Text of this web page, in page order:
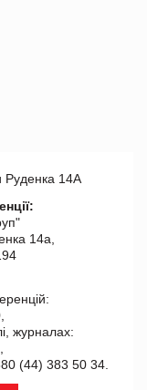
Руденка 14А
14а,
журналах:
(44) 383 50 34.